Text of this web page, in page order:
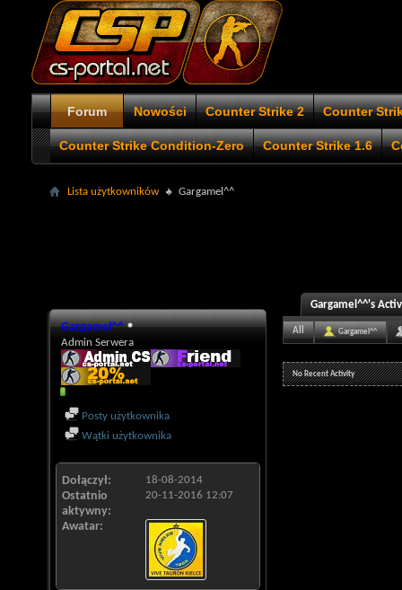
Forum Nowości Counter Strike 2 Counter
Counter Strike Condition-Zero Counter Strike 1.6
Lista użytkowników Gargamel^^
Gargamel^^
Admin Serwera
Posty użytkownika
Wątki użytkownika
Dołączył 18-08-2014
Ostatnio
aktywny
20-11-2016 12:07
Awatar
Gargamel^^'s
All Gargamel^^
No Recent Activity